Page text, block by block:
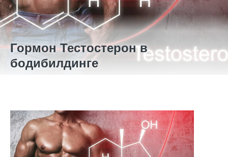
Гормон Тестостерон в
бодибилдинге